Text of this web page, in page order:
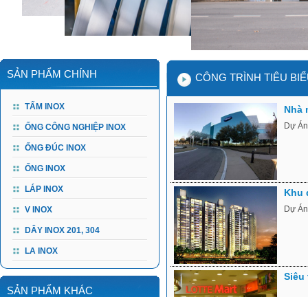
SẢN PHẨM CHÍNH
TẤM INOX
ỐNG CÔNG NGHIỆP INOX
ỐNG ĐÚC INOX
ỐNG INOX
LÁP INOX
V INOX
DÂY INOX 201, 304
LA INOX
SẢN PHẨM KHÁC
CÔNG TRÌNH TIÊU
Nhà
Dự
Khu
Dự
Siêu